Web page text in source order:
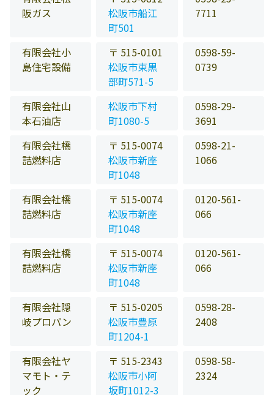
阪ガス
松阪市船江
町501
7711
有限会社小
島住宅設備
〒 515-0101
松阪市東黒
部町571-5
0598-59-
0739
有限会社山
本石油店
松阪市下村
町1080-5
0598-29-
3691
有限会社橋
詰燃料店
〒 515-0074
松阪市新座
町1048
0598-21-
1066
有限会社橋
詰燃料店
〒 515-0074
松阪市新座
町1048
0120-561-
066
有限会社橋
詰燃料店
〒 515-0074
松阪市新座
町1048
0120-561-
066
有限会社隠
岐プロパン
〒 515-0205
松阪市豊原
町1204-1
0598-28-
2408
有限会社ヤ
マモト・テ
ック
〒 515-2343
松阪市小阿
坂町1012-3
0598-58-
2324